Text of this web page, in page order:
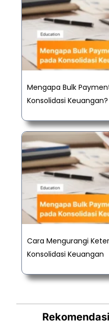
Mengapa Bulk
Konsolidasi Keuangan?
Cara Mengurangi
Konsolidasi Keuangan